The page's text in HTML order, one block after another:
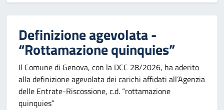
Definizione agevolata -
“Rottamazione quinquies”
Il Comune di Genova, con la DCC 28/2026, ha aderito
alla definizione agevolata dei carichi affidati all’Agenzia
delle Entrate-Riscossione, c.d. “rottamazione
quinquies”